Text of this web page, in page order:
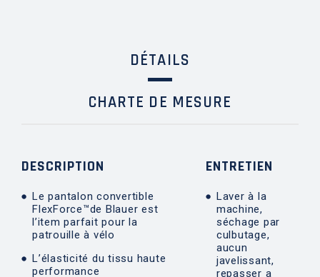
DÉTAILS
CHARTE DE MESURE
DESCRIPTION
Le pantalon convertible
FlexForce™de Blauer est
l’item parfait pour la
patrouille à vélo
L’élasticité du tissu haute
performance
ENTRETIEN
Laver à la
machine,
séchage par
culbutage,
aucun
javelissant,
repasser a